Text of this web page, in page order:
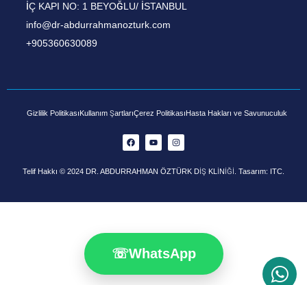
İÇ KAPI NO: 1 BEYOĞLU/ İSTANBUL
info@dr-abdurrahmanozturk.com
+905360630089
Gizlilik PolitikasıKullanım ŞartlarıÇerez PolitikasıHasta Hakları ve Savunuculuk
Telif Hakkı © 2024 DR. ABDURRAHMAN ÖZTÜRK DİŞ KLİNİĞİ. Tasarım: ITC.
☏WhatsApp